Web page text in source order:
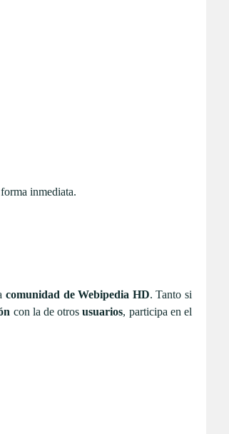
inmediata.
comunidad de Webipedia HD. Tanto si
con la de otrosusuarios, participa en el